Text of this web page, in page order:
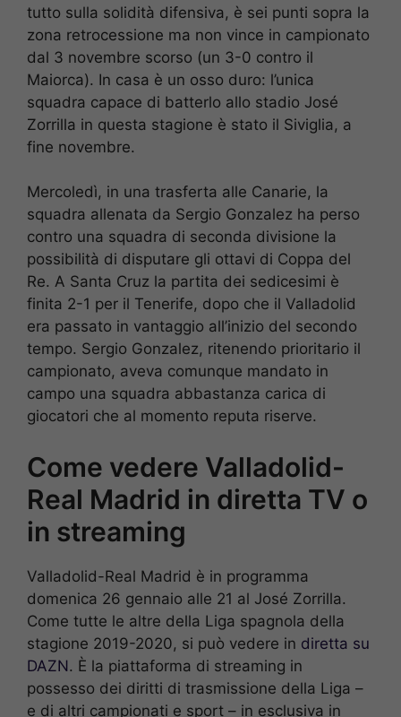
tutto sulla solidità difensiva, è sei punti sopra la
zona retrocessione ma non vince in campionato
dal 3 novembre scorso (un 3-0 contro il
Maiorca). In casa è un osso duro: l’unica
squadra capace di batterlo allo stadio José
Zorrilla in questa stagione è stato il Siviglia, a
fine novembre.
Mercoledì, in una trasferta alle Canarie, la
squadra allenata da Sergio Gonzalez ha perso
contro una squadra di seconda divisione la
possibilità di disputare gli ottavi di Coppa del
Re. A Santa Cruz la partita dei sedicesimi è
finita 2-1 per il Tenerife, dopo che il Valladolid
era passato in vantaggio all’inizio del secondo
tempo. Sergio Gonzalez, ritenendo prioritario il
campionato, aveva comunque mandato in
campo una squadra abbastanza carica di
giocatori che al momento reputa riserve.
Come vedere Valladolid-
Real Madrid in diretta TV o
in streaming
Valladolid-Real Madrid è in programma
domenica 26 gennaio alle 21 al José Zorrilla.
Come tutte le altre della Liga spagnola della
stagione 2019-2020, si può vedere in diretta su
DAZN. È la piattaforma di streaming in
possesso dei diritti di trasmissione della Liga –
e di altri campionati e sport – in esclusiva in